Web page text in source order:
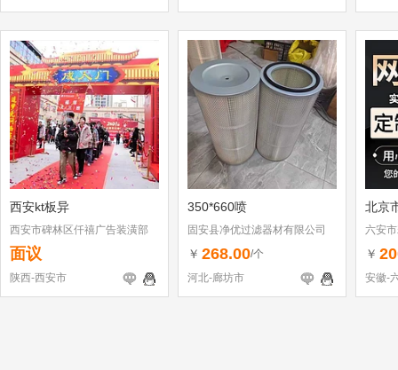
西安kt板异
西安市碑林区仟禧广告装潢部
面议
陕西-西安市
350*660喷
固安县净优过滤器材有限公司
￥ 268.00/个
河北-廊坊市
北京
六安
￥
安徽-